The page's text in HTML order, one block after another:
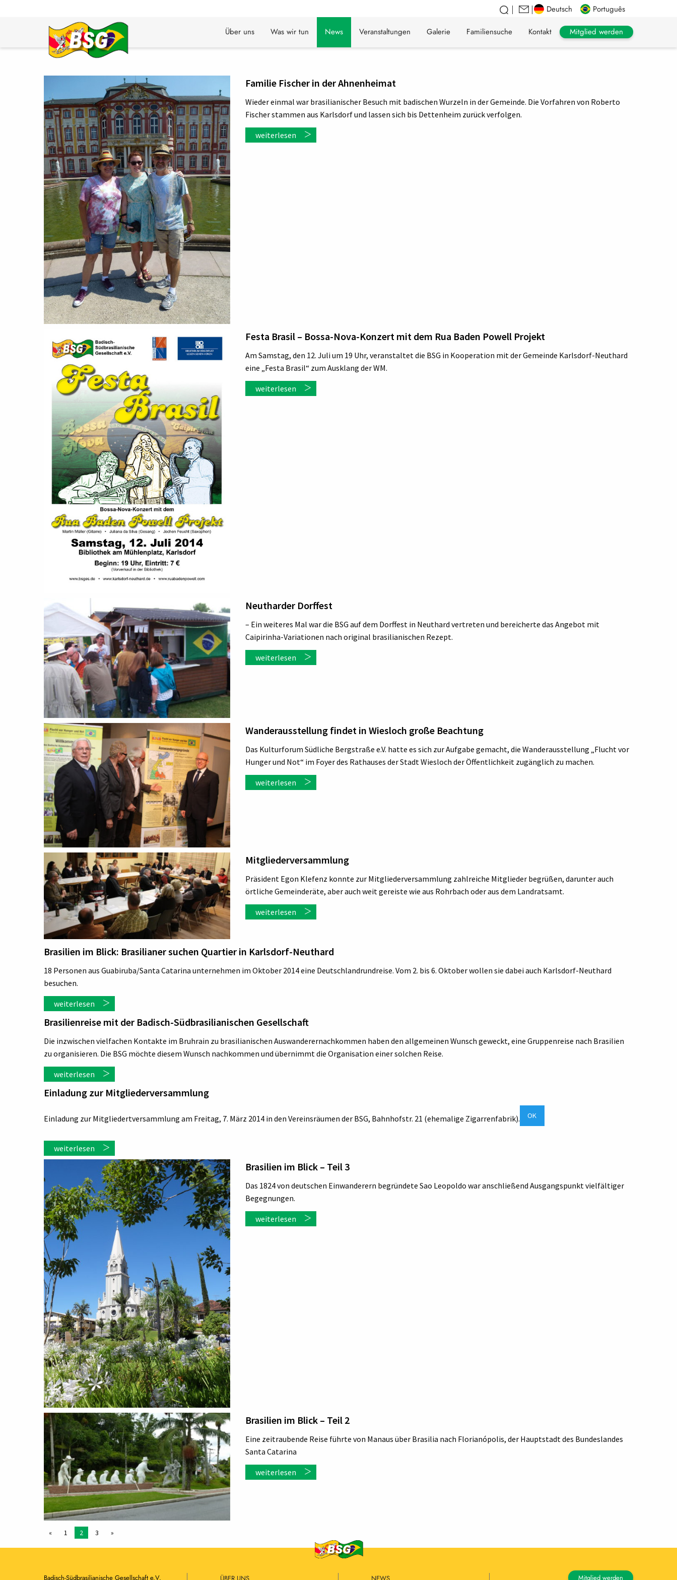
Deutsch Português
Über uns Was wir tun News Veranstaltungen Galerie Familiensuche Kontakt Mitglied werden
Familie Fischer in der Ahnenheimat
Wieder einmal war brasilianischer Besuch mit badischen Wurzeln in der Gemeinde. Die Vorfahren von Roberto
Fischer stammen aus Karlsdorf und lassen sich bis Dettenheim zurück verfolgen.
weiterlesen
Festa Brasil – Bossa-Nova-Konzert mit dem Rua Baden Powell Projekt
Am Samstag, den 12. Juli um 19 Uhr, veranstaltet die BSG in Kooperation mit der Gemeinde Karlsdorf-Neuthard
eine „Festa Brasil“ zum Ausklang der WM.
weiterlesen
Neutharder Dorffest
– Ein weiteres Mal war die BSG auf dem Dorffest in Neuthard vertreten und bereicherte das Angebot mit
Caipirinha-Variationen nach original brasilianischen Rezept.
weiterlesen
Wanderausstellung findet in Wiesloch große Beachtung
Das Kulturforum Südliche Bergstraße e.V. hatte es sich zur Aufgabe gemacht, die Wanderausstellung „Flucht vor
Hunger und Not“ im Foyer des Rathauses der Stadt Wiesloch der Öffentlichkeit zugänglich zu machen.
weiterlesen
Mitgliederversammlung
Präsident Egon Klefenz konnte zur Mitgliederversammlung zahlreiche Mitglieder begrüßen, darunter auch
örtliche Gemeinderäte, aber auch weit gereiste wie aus Rohrbach oder aus dem Landratsamt.
weiterlesen
Brasilien im Blick: Brasilianer suchen Quartier in Karlsdorf-Neuthard
18 Personen aus Guabiruba/Santa Catarina unternehmen im Oktober 2014 eine Deutschlandrundreise. Vom 2. bis 6. Oktober wollen sie dabei auch Karlsdorf-Neuthard
besuchen.
weiterlesen
Brasilienreise mit der Badisch-Südbrasilianischen Gesellschaft
Die inzwischen vielfachen Kontakte im Bruhrain zu brasilianischen Auswanderernachkommen haben den allgemeinen Wunsch geweckt, eine Gruppenreise nach Brasilien
zu organisieren. Die BSG möchte diesem Wunsch nachkommen und übernimmt die Organisation einer solchen Reise.
weiterlesen
Einladung zur Mitgliederversammlung
Einladung zur Mitgliedertversammlung am Freitag, 7. März 2014 in den Vereinsräumen der BSG, Bahnhofstr. 21 (ehemalige Zigarrenfabrik). OK
weiterlesen
Brasilien im Blick – Teil 3
Das 1824 von deutschen Einwanderern begründete Sao Leopoldo war anschließend Ausgangspunkt vielfältiger
Begegnungen.
weiterlesen
Brasilien im Blick – Teil 2
Eine zeitraubende Reise führte von Manaus über Brasilia nach Florianópolis, der Hauptstadt des Bundeslandes
Santa Catarina
weiterlesen
« 1 2 3 »
Badisch-Südbrasilianische Gesellschaft e.V. ÜBER UNS NEWS Mitglied werden